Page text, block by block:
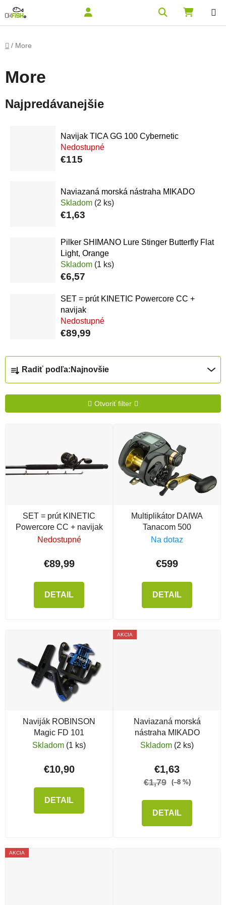
Domov
/ More
More
Najpredávanejšie
Navijak TICA GG 100 Cybernetic
Nedostupné
€115
Naviazaná morská nástraha MIKADO
Skladom (2 ks)
€1,63
Pilker SHIMANO Lure Stinger Butterfly Flat
Light, Orange
Skladom (1 ks)
€6,57
SET = prút KINETIC Powercore CC +
navijak
Nedostupné
€89,99
Radenie produktov
Radiť podľa: Najnovšie
Otvoriť filter
SET = prút KINETIC
Powercore CC + navijak
Nedostupné
€89,99
DETAIL
Multiplikátor DAIWA
Tanacom 500
Na dotaz
€599
DETAIL
Naviják ROBINSON
Magic FD 101
Skladom (1 ks)
€10,90
DETAIL
AKCIA
Naviazaná morská
nástraha MIKADO
Skladom (2 ks)
€1,63
€1,79 (–8 %)
DETAIL
AKCIA